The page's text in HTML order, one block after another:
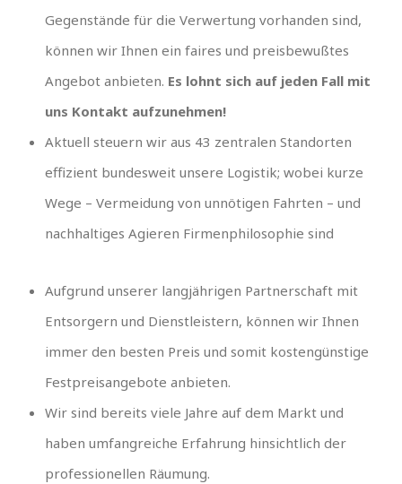
Gegenstände für die Verwertung vorhanden sind,
können wir Ihnen ein faires und preisbewußtes
Angebot anbieten. Es lohnt sich auf jeden Fall mit
uns Kontakt aufzunehmen!
Aktuell steuern wir aus 43 zentralen Standorten
effizient bundesweit unsere Logistik; wobei kurze
Wege – Vermeidung von unnötigen Fahrten – und
nachhaltiges Agieren Firmenphilosophie sind
Aufgrund unserer langjährigen Partnerschaft mit
Entsorgern und Dienstleistern, können wir Ihnen
immer den besten Preis und somit kostengünstige
Festpreisangebote anbieten.
Wir sind bereits viele Jahre auf dem Markt und
haben umfangreiche Erfahrung hinsichtlich der
professionellen Räumung.